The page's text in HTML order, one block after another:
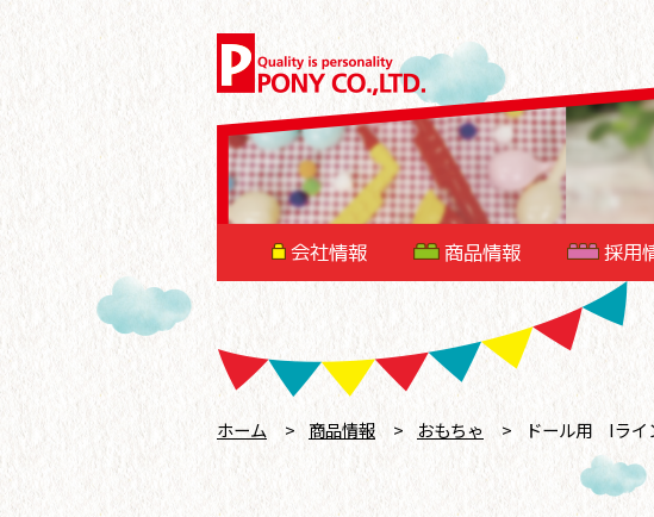
会社情報 商品情報 採用
ホーム > 商品情報 > おもちゃ > ドール用 Iライ